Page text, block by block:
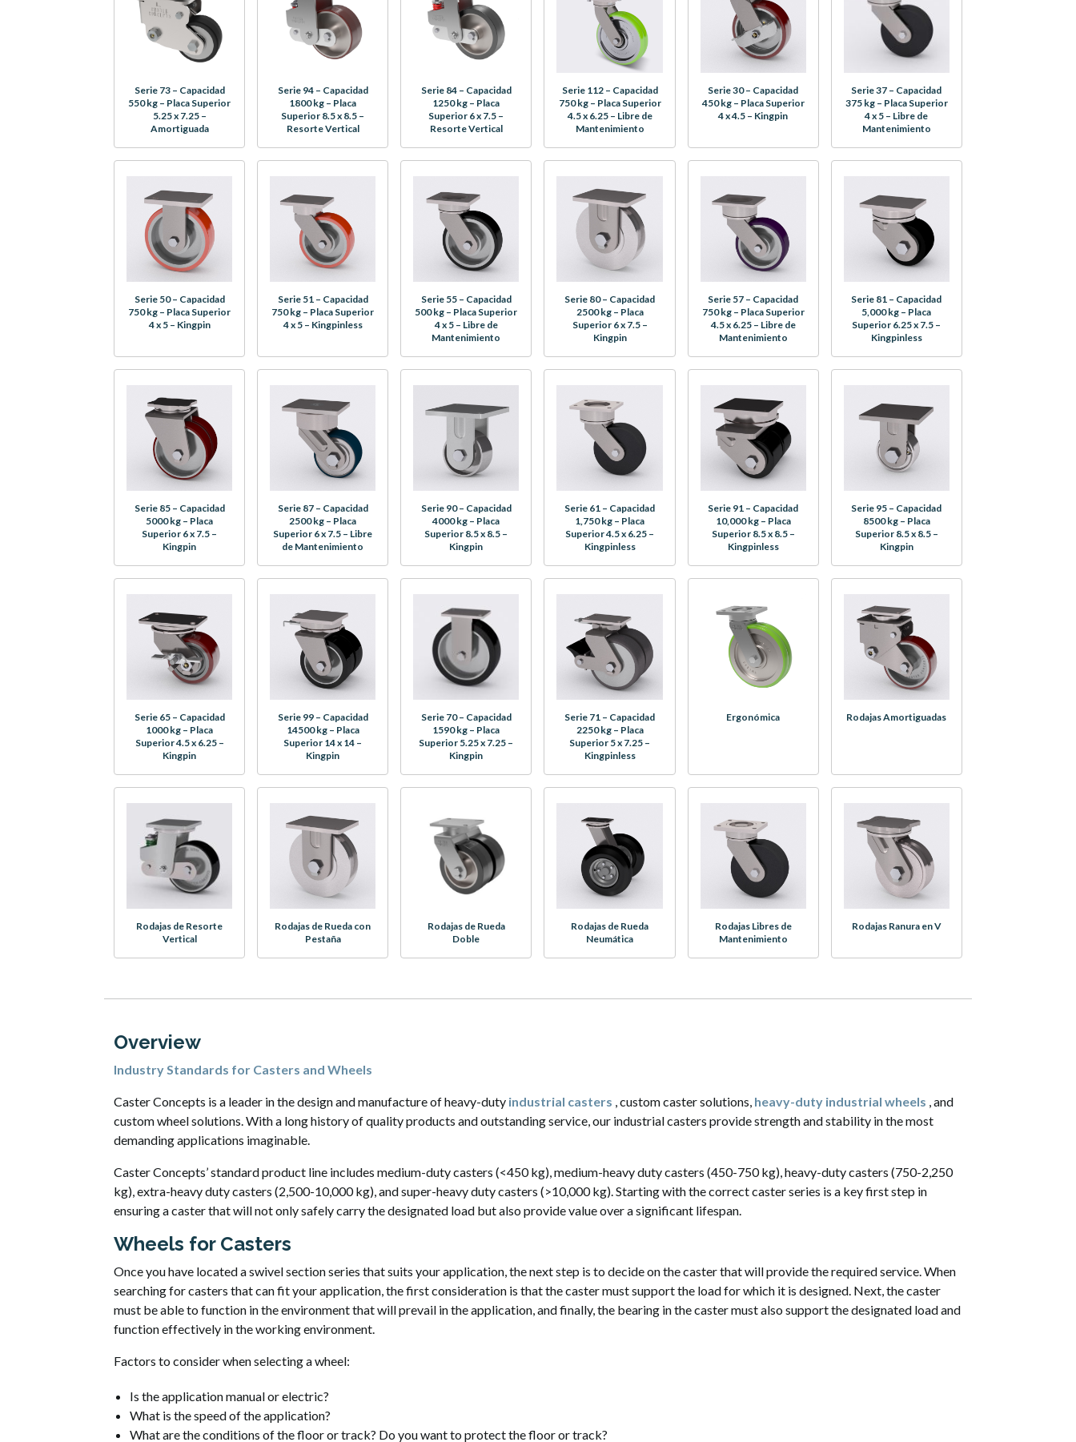
Serie 73 – Capacidad
550 kg – Placa Superior
5.25 x 7.25 –
Amortiguada
Serie 94 – Capacidad
1800 kg – Placa
Superior 8.5 x 8.5 –
Resorte Vertical
Serie 84 – Capacidad
1250 kg – Placa
Superior 6 x 7.5 –
Resorte Vertical
Serie 112 – Capacidad
750 kg – Placa Superior
4.5 x 6.25 – Libre de
Mantenimiento
Serie 30 – Capacidad
450 kg – Placa Superior
4 x 4.5 – Kingpin
Serie 37 – Capacidad
375 kg – Placa Superior
4 x 5 – Libre de
Mantenimiento
Serie 50 – Capacidad
750 kg – Placa Superior
4 x 5 – Kingpin
Serie 51 – Capacidad
750 kg – Placa Superior
4 x 5 – Kingpinless
Serie 55 – Capacidad
500 kg – Placa Superior
4 x 5 – Libre de
Mantenimiento
Serie 80 – Capacidad
2500 kg – Placa
Superior 6 x 7.5 –
Kingpin
Serie 57 – Capacidad
750 kg – Placa Superior
4.5 x 6.25 – Libre de
Mantenimiento
Serie 81 – Capacidad
5,000 kg – Placa
Superior 6.25 x 7.5 –
Kingpinless
Serie 85 – Capacidad
5000 kg – Placa
Superior 6 x 7.5 –
Kingpin
Serie 87 – Capacidad
2500 kg – Placa
Superior 6 x 7.5 – Libre
de Mantenimiento
Serie 90 – Capacidad
4000 kg – Placa
Superior 8.5 x 8.5 –
Kingpin
Serie 61 – Capacidad
1,750 kg – Placa
Superior 4.5 x 6.25 –
Kingpinless
Serie 91 – Capacidad
10,000 kg – Placa
Superior 8.5 x 8.5 –
Kingpinless
Serie 95 – Capacidad
8500 kg – Placa
Superior 8.5 x 8.5 –
Kingpin
Serie 65 – Capacidad
1000 kg – Placa
Superior 4.5 x 6.25 –
Kingpin
Serie 99 – Capacidad
14500 kg – Placa
Superior 14 x 14 –
Kingpin
Serie 70 – Capacidad
1590 kg – Placa
Superior 5.25 x 7.25 –
Kingpin
Serie 71 – Capacidad
2250 kg – Placa
Superior 5 x 7.25 –
Kingpinless
Ergonómica Rodajas Amortiguadas
Rodajas de Resorte
Vertical
Rodajas de Rueda con
Pestaña
Rodajas de Rueda
Doble
Rodajas de Rueda
Neumática
Rodajas Libres de
Mantenimiento
Rodajas Ranura en V
Overview
Industry Standards for Casters and Wheels
Caster Concepts is a leader in the design and manufacture of heavy-duty industrial casters , custom caster solutions, heavy-duty industrial wheels , and
custom wheel solutions. With a long history of quality products and outstanding service, our industrial casters provide strength and stability in the most
demanding applications imaginable.
Caster Concepts’ standard product line includes medium-duty casters (<450 kg), medium-heavy duty casters (450-750 kg), heavy-duty casters (750-2,250
kg), extra-heavy duty casters (2,500-10,000 kg), and super-heavy duty casters (>10,000 kg). Starting with the correct caster series is a key first step in
ensuring a caster that will not only safely carry the designated load but also provide value over a significant lifespan.
Wheels for Casters
Once you have located a swivel section series that suits your application, the next step is to decide on the caster that will provide the required service. When
searching for casters that can fit your application, the first consideration is that the caster must support the load for which it is designed. Next, the caster
must be able to function in the environment that will prevail in the application, and finally, the bearing in the caster must also support the designated load and
function effectively in the working environment.
Factors to consider when selecting a wheel:
Is the application manual or electric?
What is the speed of the application?
What are the conditions of the floor or track? Do you want to protect the floor or track?